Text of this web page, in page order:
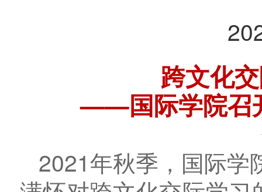
跨文化
——国际学院召
2021年秋季，国际学